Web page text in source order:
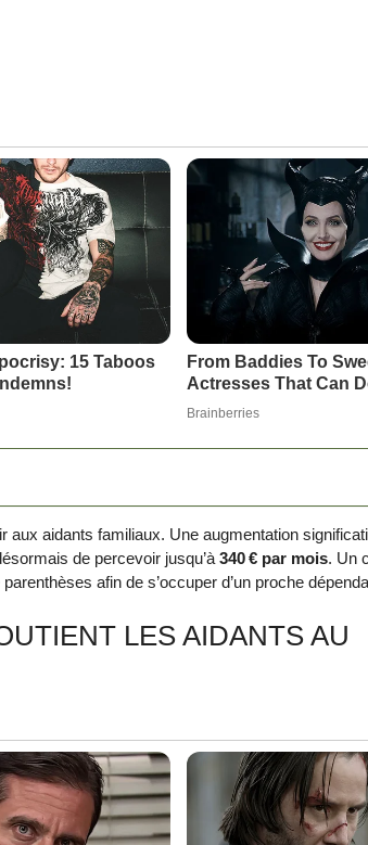
aux aidants familiaux. Une augmentation
de percevoir jusqu’à 340 € par mois. Un
afin de s’occuper d’un proche
LES AIDANTS AU